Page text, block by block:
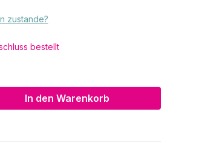
zustande?
bestellt
den gewünschten Wert
In den Warenkorb